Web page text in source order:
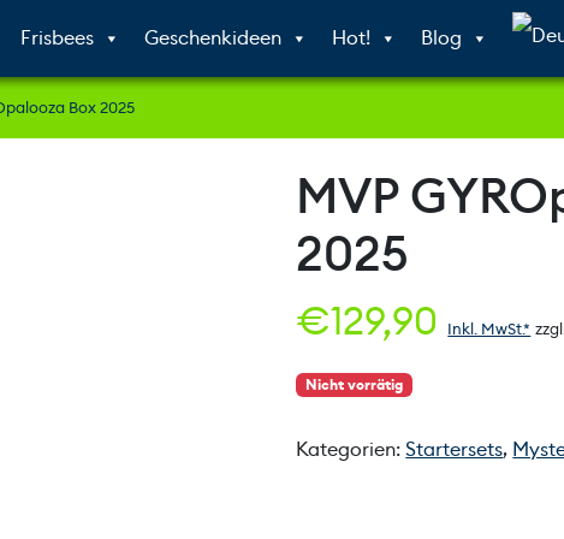
Frisbees Geschenkideen Hot!
Blog
Box 2025
MVP
2025
€129,90 Inkl. MwSt.*
Nicht vorrätig
Kategorien:Startersets,